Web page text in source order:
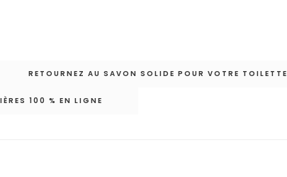
RETOURNEZ AU SAVON SOLIDE POUR VOTRE TOILETTE
100 % EN LIGNE